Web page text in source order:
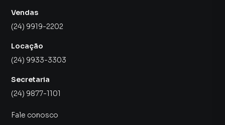
Vendas
(24) 9919-2202
Locação
(24) 9933-3303
Secretaria
(24) 9877-1101
Fale conosco